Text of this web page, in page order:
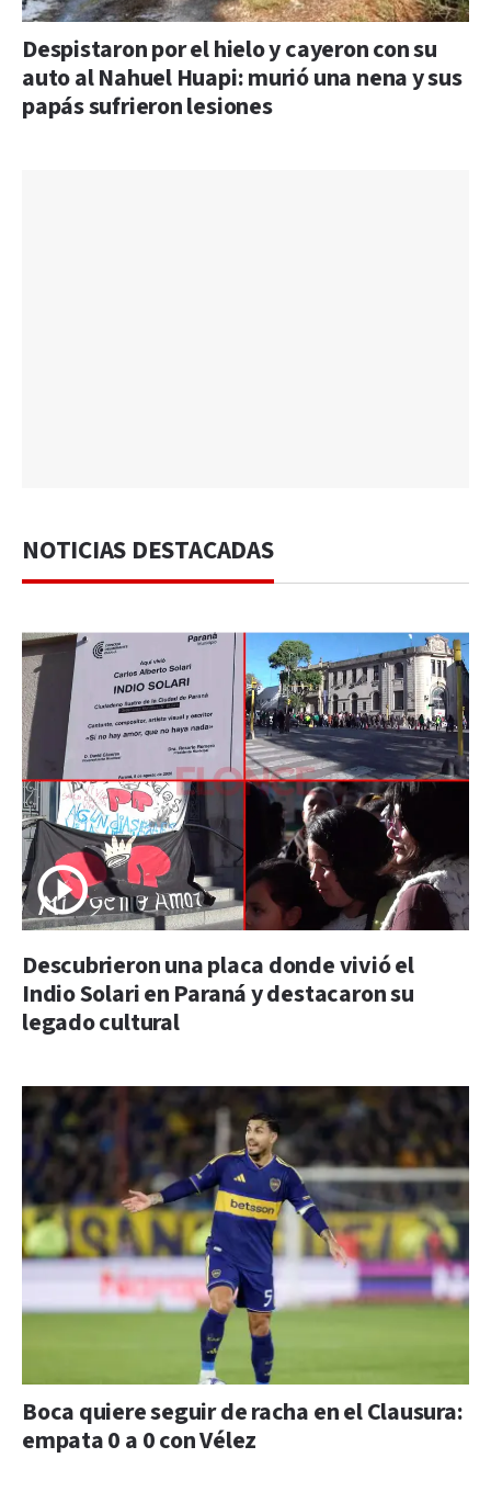
Despistaron por el hielo y cayeron con su
auto al Nahuel Huapi: murió una nena y sus
papás sufrieron lesiones
NOTICIAS DESTACADAS
Descubrieron una placa donde vivió el
Indio Solari en Paraná y destacaron su
legado cultural
Boca quiere seguir de racha en el Clausura:
empata 0 a 0 con Vélez